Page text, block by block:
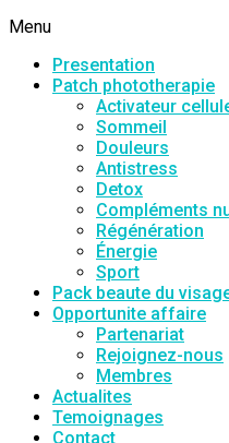
Menu
Presentation
Patch phototherapie
Activateur
Sommeil
Douleurs
Antistress
Detox
Compléments
Régénération
Énergie
Sport
Pack beaute du
Opportunite affaire
Partenariat
Rejoignez-nous
Membres
Actualites
Temoignages
Contact